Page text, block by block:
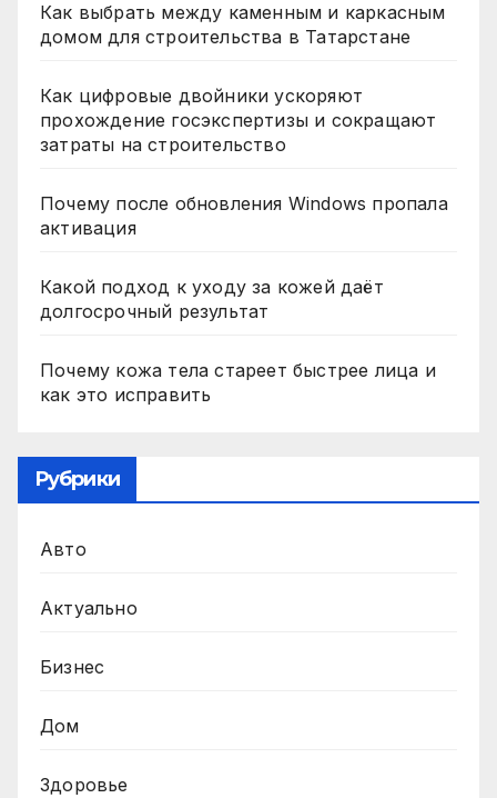
Как выбрать между каменным и каркасным
домом для строительства в Татарстане
Как цифровые двойники ускоряют
прохождение госэкспертизы и сокращают
затраты на строительство
Почему после обновления Windows пропала
активация
Какой подход к уходу за кожей даёт
долгосрочный результат
Почему кожа тела стареет быстрее лица и
как это исправить
Рубрики
Авто
Актуально
Бизнес
Дом
Здоровье